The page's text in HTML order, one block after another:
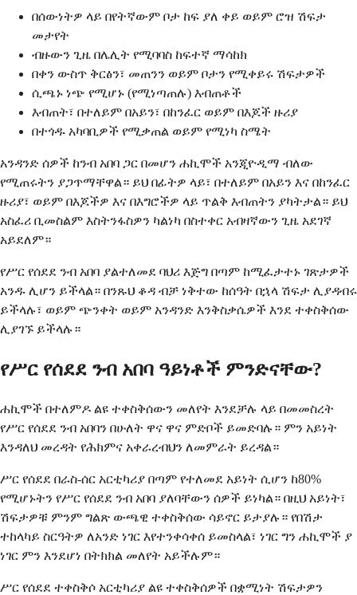
በሰውነትዎ ላይ በየትኛውም ቦታ ከፍ ያለ ቀይ ወይም ሮዝ ሽፍታ
መታየት
ብዙውን ጊዜ በሌሊት የሚባባስ ከፍተኛ ማሳከክ
በቀን ውስጥ ቅርፅን፣ መጠንን ወይም ቦታን የሚቀይሩ ሽፍታዎች
ሲጫኑ ነጭ የሚሆኑ (የሚነጣጠሉ) እብጠቶች
እብጠት፣ በተለይም በአይን፣ በከንፈር ወይም በእጆች ዙሪያ
በተጎዱ አካባቢዎች የሚቃጠል ወይም የሚነካ ስሜት
አንዳንድ ሰዎች ከንብ አበባ ጋር በመሆን ሐኪሞች አንጂዮዲማ ብለው
የሚጠሩትን ያጋጥማቸዋል። ይህ በፊትዎ ላይ፣ በተለይም በአይን እና በከንፈር
ዙሪያ፣ ወይም በእጆችዎ እና በእግሮችዎ ላይ ጥልቅ እብጠትን ያካትታል። ይህ
አስፈሪ ቢመስልም እስትንፋስዎን ካልነካ በስተቀር አብዛኛውን ጊዜ አደገኛ
አይደለም።
የሥር የሰደደ ንብ አበባ ያልተለመደ ባህሪ እጅግ በጣም ከሚፈታተኑ ገጽታዎች
አንዱ ሊሆን ይችላል። በንጹህ ቆዳ ብቻ ነቅተው ከሰዓት በኋላ ሽፍታ ሊያዳብሩ
ይችላሉ፣ ወይም ጭንቀት ወይም አንዳንድ እንቅስቃሴዎች እንደ ተቀስቅሰው
ሊያገኙ ይችላሉ።
የሥር የሰደደ ንብ አበባ ዓይነቶች ምንድናቸው?
ሐኪሞች በተለምዶ ልዩ ተቀስቅሰውን መለየት እንደቻሉ ላይ በመመስረት
የሥር የሰደደ ንብ አበባን በሁለት ዋና ዋና ምድቦች ይመድባሉ። ምን አይነት
እንዳለህ መረዳት የሕክምና አቀራረብህን ለመምራት ይረዳል።
ሥር የሰደደ በራስ-ሰር አርቲካሪያ በጣም የተለመደ አይነት ሲሆን ከ80%
የሚሆኑትን የሥር የሰደደ ንብ አበባ ያለባቸውን ሰዎች ይነካል። በዚህ አይነት፣
ሽፍታዎቹ ምንም ግልጽ ውጫዊ ተቀስቅሰው ሳይኖር ይታያሉ። የበሽታ
ተከላካይ ስርዓትዎ ለአንድ ነገር እየተንቀሳቀሰ ይመስላል፣ ነገር ግን ሐኪሞች ያ
ነገር ምን እንደሆነ በትክክል መለየት አይችሉም።
ሥር የሰደደ ተቀስቅሶ አርቲካሪያ ልዩ ተቀስቅሰዎች በቋሚነት ሽፍታዎን